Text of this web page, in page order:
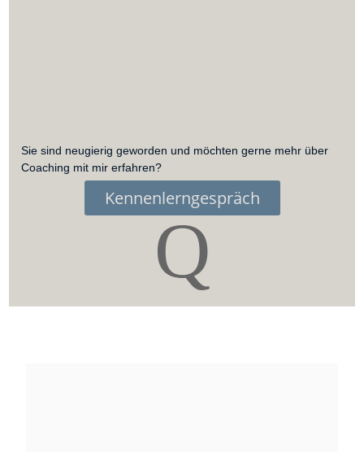
Sie sind neugierig geworden und möchten gerne mehr über
Coaching mit mir erfahren?
Kennenlerngespräch
Q